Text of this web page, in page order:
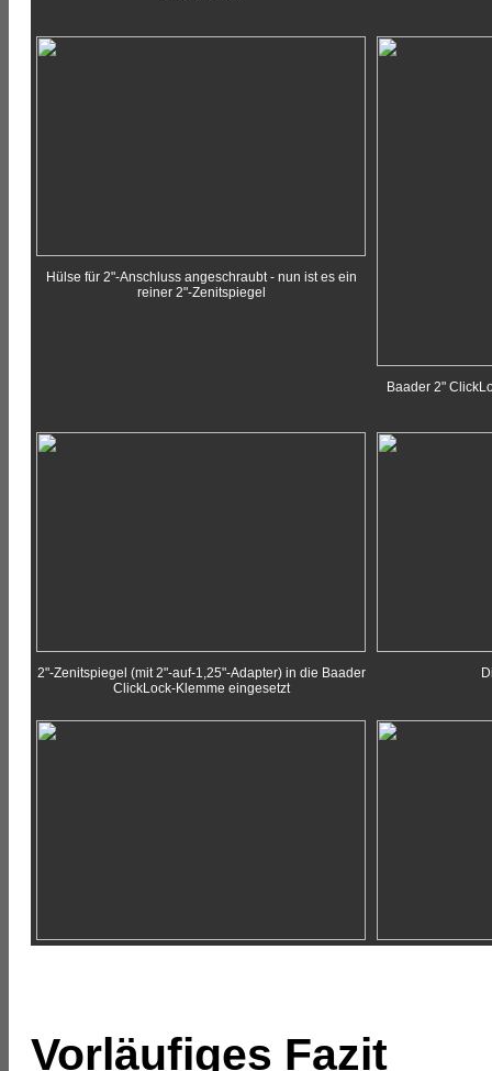
Hülse für 2"-Anschluss angeschraubt - nun ist es ein
reiner 2"-Zenitspiegel
Baader 2"
2"-Zenitspiegel (mit 2"-auf-1,25"-Adapter) in die Baader
ClickLock-Klemme eingesetzt
Vorläufiges Fazit